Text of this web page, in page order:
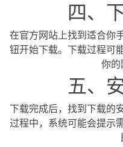
四、
在官方网站上找到适合你
钮开始下载。下载过程可
你的
五、
下载完成后，找到下载的
过程中，系统可能会提示